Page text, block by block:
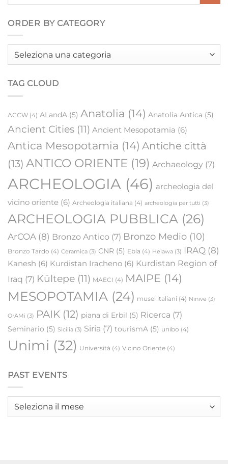
ORDER BY CATEGORY
Order
TAG CLOUD
ACCW (4) ALandA (5) Anatolia (14) Anatolia Antica (5)
Ancient Cities (11) Ancient Mesopotamia (6)
Antica Mesopotamia (14) Antiche città
(13) ANTICO ORIENTE (19) Archaeology (7)
ARCHEOLOGIA (46) archeologia del
vicino oriente (6) Archeologia italiana (4) archeologia per tutti (3)
ARCHEOLOGIA PUBBLICA (26)
ArCOA (8) Bronzo Antico (7) Bronzo Medio (10)
Bronzo Tardo (4) Ceramica (3) CNR (5) Ebla (4) Helawa (3) IRAQ (8)
Kanesh (6) Kurdistan Iracheno (6) Kurdistan Region of
Iraq (7) Kültepe (11) MAECI (4) MAIPE (14)
MESOPOTAMIA (24) musei italiani (4) Ninive (3)
OrAMi (3) PAIK (12) piana di Erbil (5) Ricerca (7)
Seminario (5) Sicilia (3) Siria (7) tourismA (5) unibo (4)
Unimi (32) Università (4) Vicino Oriente (4)
PAST EVENTS
Past